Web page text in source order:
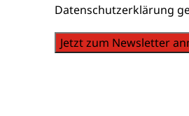
Datenschutzerklärung
Jetzt zum Newsletter